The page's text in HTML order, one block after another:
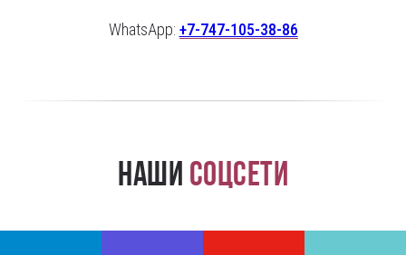
WhatsApp: +7-747-105-38-86
Наши соцсети